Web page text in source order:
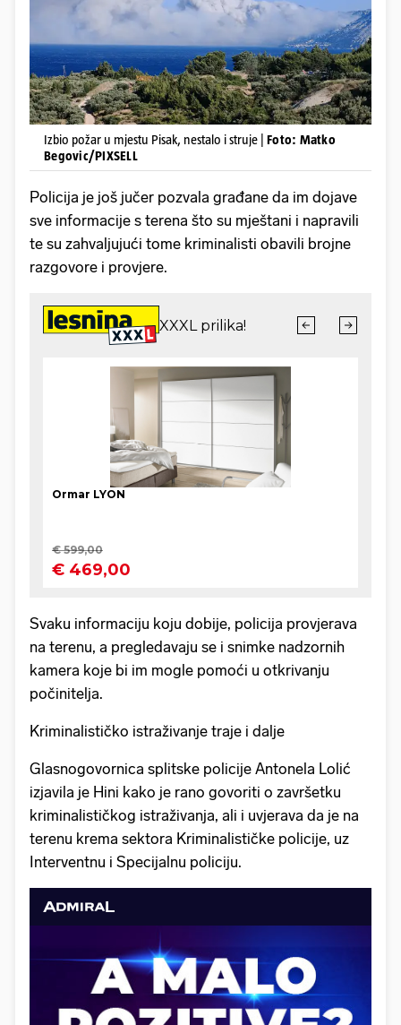
Izbio požar u mjestu Pisak, nestalo i struje | Foto: Matko
Begovic/PIXSELL
Policija je još jučer pozvala građane da im dojave
sve informacije s terena što su mještani i napravili
te su zahvaljujući tome kriminalisti obavili brojne
razgovore i provjere.
Svaku informaciju koju dobije, policija provjerava
na terenu, a pregledavaju se i snimke nadzornih
kamera koje bi im mogle pomoći u otkrivanju
počinitelja.
Kriminalističko istraživanje traje i dalje
Glasnogovornica splitske policije Antonela Lolić
izjavila je Hini kako je rano govoriti o završetku
kriminalističkog istraživanja, ali i uvjerava da je na
terenu krema sektora Kriminalističke policije, uz
Interventnu i Specijalnu policiju.